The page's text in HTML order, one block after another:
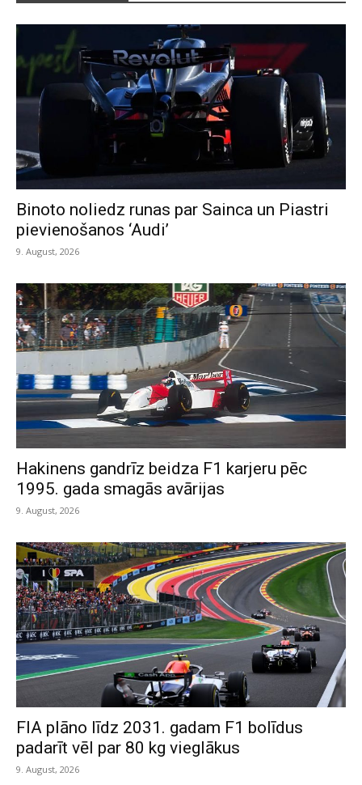
Binoto noliedz runas par Sainca un Piastri
pievienošanos ‘Audi’
9. August, 2026
Hakinens gandrīz beidza F1 karjeru pēc
1995. gada smagās avārijas
9. August, 2026
FIA plāno līdz 2031. gadam F1 bolīdus
padarīt vēl par 80 kg vieglākus
9. August, 2026